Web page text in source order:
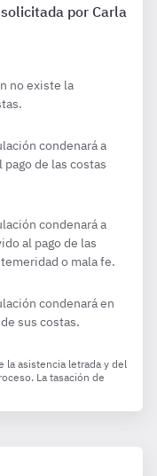
por Carla
no existe la
condenará a
de las costas
condenará a
al pago de las
o mala fe.
condenará en
sus costas.
la asistencia letrada y del
La tasación de